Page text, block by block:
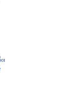
Fenster
neuem Fenster
in neuem Fenster